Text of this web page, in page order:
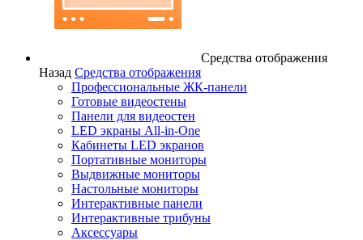
Средства отображения
Назад Средства отображения
Профессиональные ЖК-панели
Готовые видеостены
Панели для видеостен
LED экраны All-in-One
Кабинеты LED экранов
Портативные мониторы
Выдвижные мониторы
Настольные мониторы
Интерактивные панели
Интерактивные трибуны
Аксессуары